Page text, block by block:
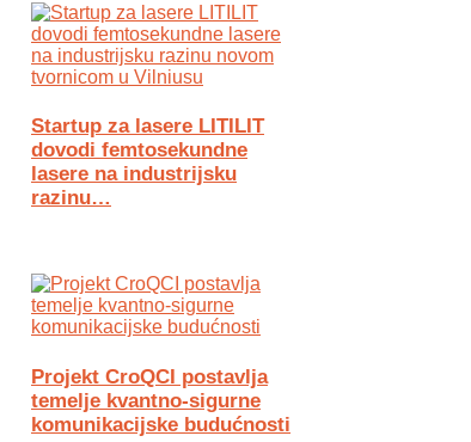
Startup za lasere LITILIT
dovodi femtosekundne
lasere na industrijsku
razinu…
Projekt CroQCI postavlja
temelje kvantno-sigurne
komunikacijske budućnosti